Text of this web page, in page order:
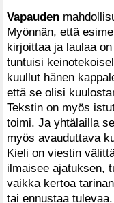
Vapauden
Myönnän, että
kirjoittaa ja laulaa
tuntuisi
kuullut hänen
että se olisi
Tekstin on myös
toimi. Ja yhtälailla
myös avauduttava
Kieli on viestin
ilmaisee ajatuksen,
vaikka kertoa
tai ennustaa tulevaa.